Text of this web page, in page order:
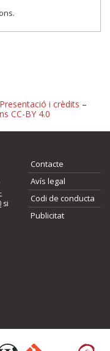
o
millora, ompliu els
del qual voleu informar-
Presentació i crèdits –
CC-BY 4.0
si
Contacte
Avís legal
Codi de conducta
Publicitat